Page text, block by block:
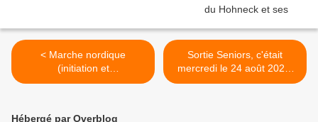
< Marche nordique
(initiation et
perfectionnement) lundi 29
Sortie Seniors, c'était
mercredi le 24 août 2022,
Lac Blanc- Gazon du Faing.
Hébergé par Overblog